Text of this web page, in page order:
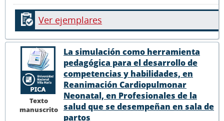
Ver ejemplares
Texto
manuscrito
La simulación como herramienta
pedagógica para el desarrollo de
competencias y habilidades, en
Reanimación Cardiopulmonar
Neonatal, en Profesionales de la
salud que se desempeñan en sala de
partos